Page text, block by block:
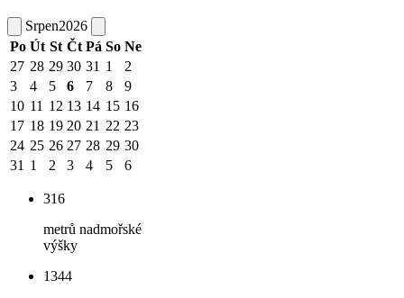
Srpen2026
Po Út St Čt Pá So Ne
27 28 29 30 31 1
2
3
4 5 6 7 8
9
10 11 12 13 14 15 16
17 18 19 20 21 22 23
24 25 26 27 28 29 30
31 1 2 3 4 5 6
316
metrů nadmořské
výšky
1344